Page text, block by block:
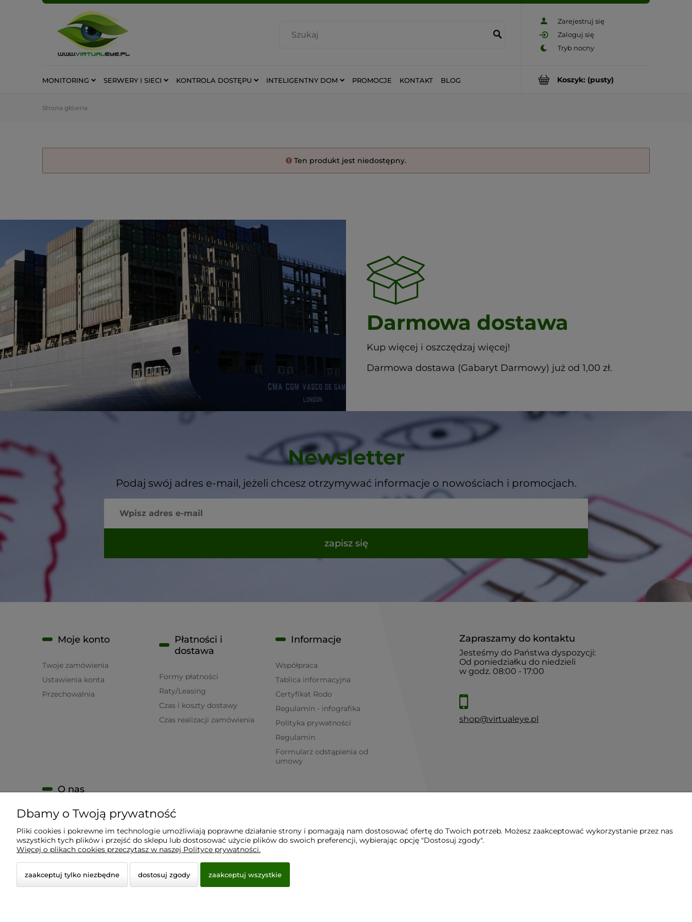
Zarejestruj się
Zaloguj się
Koszyk: (pusty)
MONITORING SERWERY I SIECI KONTROLA DOSTĘPU INTELIGENTNY DOM PROMOCJE KONTAKT BLOG
Strona główna
Ten produkt jest niedostępny.
Darmowa dostawa
Kup więcej i oszczędzaj więcej!
Darmowa dostawa (Gabaryt Darmowy) już od 1,00 zł.
Newsletter
Podaj swój adres e-mail, jeżeli chcesz otrzymywać informacje o nowościach i promocjach.
zapisz się
Zapraszamy do kontaktu
Jesteśmy do Państwa dyspozycji:
Od poniedziałku do niedzieli
w godz. 08:00 - 17:00
shop@virtualeye.pl
Moje konto
Twoje zamówienia
Ustawienia konta
Przechowalnia
Płatności i
dostawa
Formy płatności
Raty/Leasing
Czas i koszty dostawy
Czas realizacji zamówienia
Informacje
Współpraca
Tablica informacyjna
Certyfikat Rodo
Regulamin - infografika
Polityka prywatności
Regulamin
Formularz odstąpienia od
umowy
O nas
KONTAKT
O firmie
Nagrody i wyróżnienia
Dbamy o Twoją prywatność
Pliki cookies i pokrewne im technologie umożliwiają poprawne działanie strony i pomagają nam dostosować ofertę do Twoich potrzeb. Możesz zaakceptować wykorzystanie przez nas
wszystkich tych plików i przejść do sklepu lub dostosować użycie plików do swoich preferencji, wybierając opcję "Dostosuj zgody".
Więcej o plikach cookies przeczytasz w naszej Polityce prywatności.
zaakceptuj tylko niezbędne dostosuj zgody zaakceptuj wszystkie